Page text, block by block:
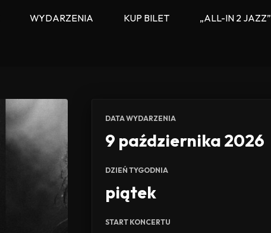
WYDARZENIA KUP BILET „ALL-IN 2 JAZZ”
DATA WYDARZENIA
9 października 2026
DZIEŃ TYGODNIA
piątek
START KONCERTU